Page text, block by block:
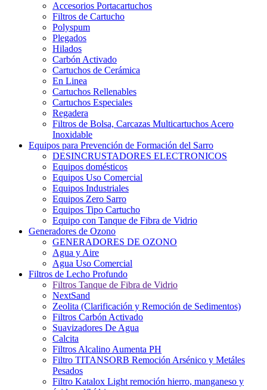
Accesorios Portacartuchos
Filtros de Cartucho
Polyspum
Plegados
Hilados
Carbón Activado
Cartuchos de Cerámica
En Linea
Cartuchos Rellenables
Cartuchos Especiales
Regadera
Filtros de Bolsa, Carcazas Multicartuchos Acero
Inoxidable
Equipos para Prevención de Formación del Sarro
DESINCRUSTADORES ELECTRONICOS
Equipos domésticos
Equipos Uso Comercial
Equipos Industriales
Equipos Zero Sarro
Equipos Tipo Cartucho
Equipo con Tanque de Fibra de Vidrio
Generadores de Ozono
GENERADORES DE OZONO
Agua y Aire
Agua Uso Comercial
Filtros de Lecho Profundo
Filtros Tanque de Fibra de Vidrio
NextSand
Zeolita (Clarificación y Remoción de Sedimentos)
Filtros Carbón Activado
Suavizadores De Agua
Calcita
Filtros Alcalino Aumenta PH
Filtro TITANSORB Remoción Arsénico y Metáles
Pesados
Filtro Katalox Light remoción hierro, manganeso y